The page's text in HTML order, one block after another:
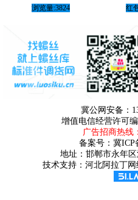
浏览量:3824 红
冀公网安备：
增值电信经营许可
广告招商热线：
备案号： 冀ICP
地址：邯郸市永年
技术支持：河北阿拉丁